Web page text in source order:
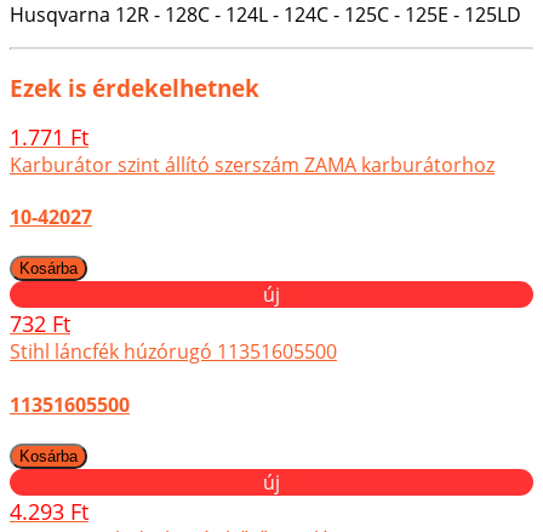
Husqvarna 12R - 128C - 124L - 124C - 125C - 125E - 125LD
Ezek is érdekelhetnek
1.771 Ft
Karburátor szint állító szerszám ZAMA karburátorhoz
10-42027
új
732 Ft
Stihl láncfék húzórugó 11351605500
11351605500
új
4.293 Ft